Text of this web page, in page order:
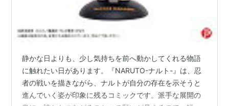
PIECE』とともに、2000年代の週刊少年ジャンプを支
えた看板作品といえる。
『NARUTO-ナルト- 外伝 〜七代目火影と緋色の花つ
月〜』がWJ2015年22・23合併号から32号まで、短期
集中連載された。また、『NARUTO-ナルト- 外伝 〜満
静かな日よりも、少し気持ちを前へ動かしてくれる物語
に触れたい日があります。『NARUTO-ナルト-』は、忍
者の戦いを描きながら、ナルトが自分の存在を示そうと
進んでいく姿が印象に残るコミックです。派手な展開の